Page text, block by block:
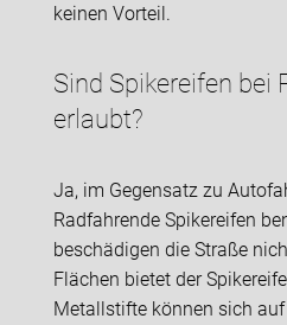
keinen Vorteil.
Sind Spikereifen bei
erlaubt?
Ja, im Gegensatz zu
Radfahrende Spikereifen
beschädigen die Straße
Flächen bietet der
Metallstifte können sich